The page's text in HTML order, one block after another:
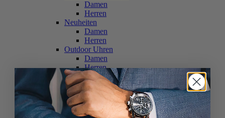
Damen
Herren
Neuheiten
Damen
Herren
Outdoor Uhren
Damen
Herren
Schweizer Uhren
Damen
Herren
Skelettuhren
Damen